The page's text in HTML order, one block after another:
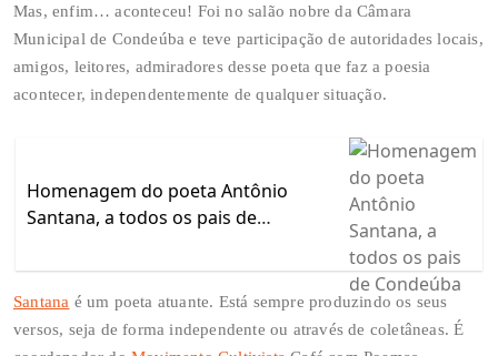
Mas, enfim… aconteceu! Foi no salão nobre da Câmara
Municipal de Condeúba e teve participação de autoridades locais,
amigos, leitores, admiradores desse poeta que faz a poesia
acontecer, independentemente de qualquer situação.
Homenagem do poeta Antônio
Santana, a todos os pais de
Santana é um poeta atuante. Está sempre produzindo os seus
versos, seja de forma independente ou através de coletâneas. É